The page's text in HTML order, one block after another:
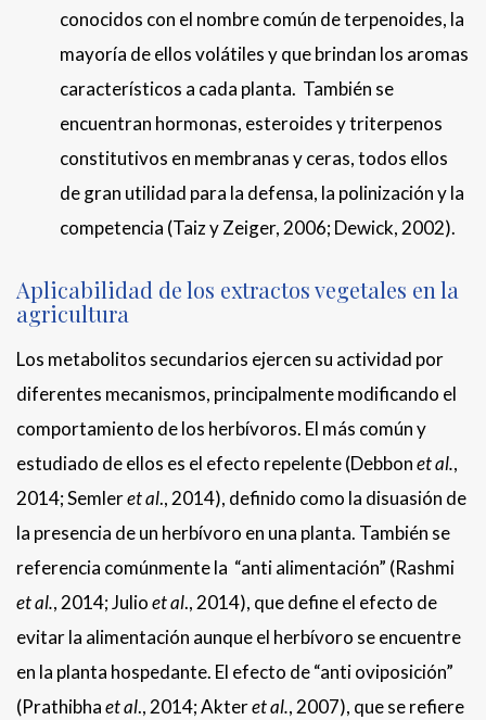
conocidos con el nombre común de terpenoides, la
mayoría de ellos volátiles y que brindan los aromas
característicos a cada planta. También se
encuentran hormonas, esteroides y triterpenos
constitutivos en membranas y ceras, todos ellos
de gran utilidad para la defensa, la polinización y la
competencia (Taiz y Zeiger, 2006; Dewick, 2002).
Aplicabilidad de los extractos vegetales en la
agricultura
Los metabolitos secundarios ejercen su actividad por
diferentes mecanismos, principalmente modificando el
comportamiento de los herbívoros. El más común y
estudiado de ellos es el efecto repelente (Debbonet al.,
2014; Semleret al., 2014), definido como la disuasión de
la presencia de un herbívoro en una planta. También se
referencia comúnmente la “anti alimentación” (Rashmi
et al., 2014; Julioet al., 2014), que define el efecto de
evitar la alimentación aunque el herbívoro se encuentre
en la planta hospedante. El efecto de “anti oviposición”
(Prathibhaet al., 2014; Akteret al., 2007), que se refiere